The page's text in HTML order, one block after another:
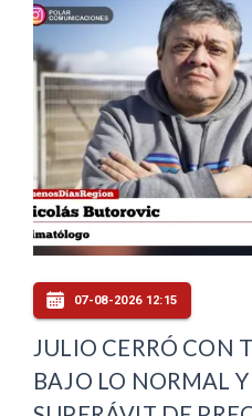
07-08-2026 12:15
JULIO CERRÓ CON
BAJO LO NORMAL